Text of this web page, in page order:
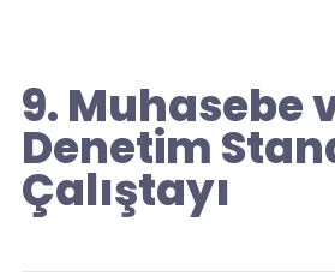
9. Muhasebe
Denetim
Çalıştayı